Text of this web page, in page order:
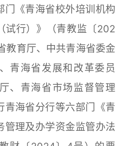
门《青海省校外培训机构
试行）》（青教监〔202
教育厅、中共青海省委金
青海省发展和改革委员
、青海省市场监督管理
青海省分行等六部门《青
管理及办学资金监管办法